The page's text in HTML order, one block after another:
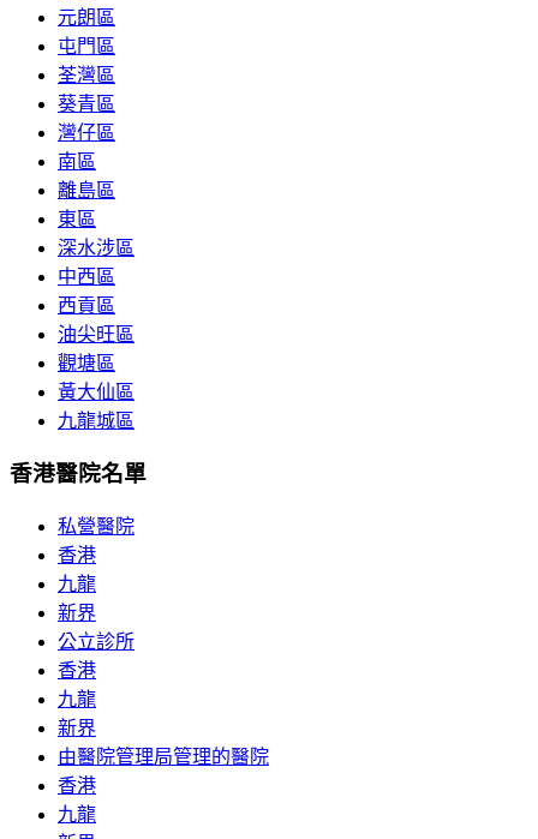
元朗區
屯門區
荃灣區
葵青區
灣仔區
南區
離島區
東區
深水涉區
中西區
西貢區
油尖旺區
觀塘區
黃大仙區
九龍城區
香港醫院名單
私營醫院
香港
九龍
新界
公立診所
香港
九龍
新界
由醫院管理局管理的醫院
香港
九龍